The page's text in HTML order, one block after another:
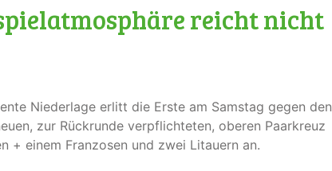
reicht nicht
Niederlage erlitt die Erste am Samstag gegen den
zur Rückrunde verpflichteten, oberen Paarkreuz
+ einem Franzosen und zwei Litauern an.